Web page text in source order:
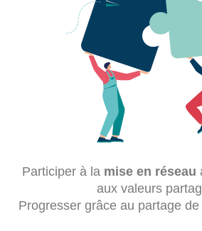
Participer à la mise en réseau
aux valeurs
Progresser grâce au partage